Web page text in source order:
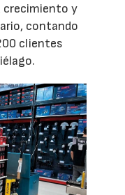
crecimiento y
contando
clientes